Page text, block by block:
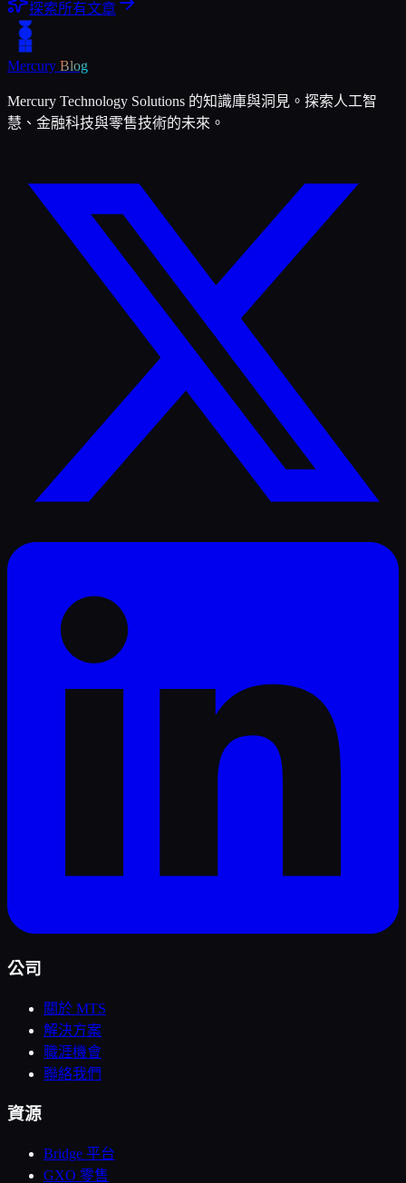
探索所有文章
Mercury Blog
Mercury Technology Solutions 的知識庫與洞見。探索人工智
慧、金融科技與零售技術的未來。
公司
關於 MTS
解決方案
職涯機會
聯絡我們
資源
Bridge 平台
GXO 零售